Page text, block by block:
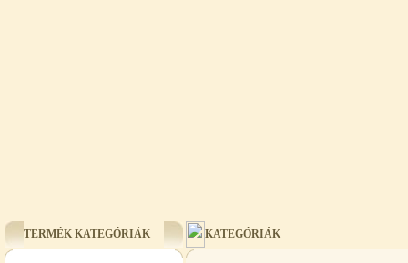
TERMÉK KATEGÓRIÁK KATEGÓRIÁK